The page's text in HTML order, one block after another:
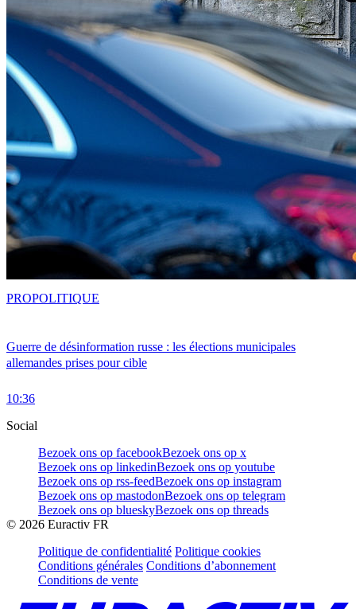
Guerre de désinformation russe : les élections municipales
allemandes prises pour cible
10:36
PROPOLITIQUE
Social
Bezoek ons op facebookBezoek ons op x
Bezoek ons op linkedinBezoek ons op youtube
Bezoek ons op rss-feedBezoek ons op instagram
Bezoek ons op mastodonBezoek ons op telegram
Bezoek ons op blueskyBezoek ons op threads
© 2026 Euractiv FR
Politique de confidentialité Politique cookies
Conditions générales Conditions d’abonnement
Conditions de vente